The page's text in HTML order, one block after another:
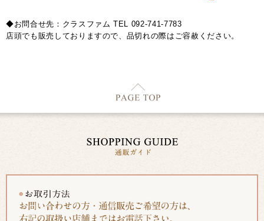
◆お問合せ先：クラスファム TEL 092-741-7783
店頭でも販売しておりますので、品切れの際はご容赦ください。